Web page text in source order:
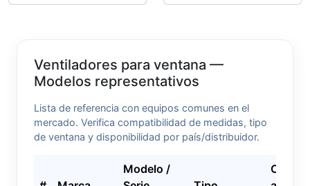
Ventiladores para ventana —
Modelos representativos
Lista de referencia con equipos comunes en el
mercado. Verifica compatibilidad de medidas, tipo
de ventana y disponibilidad por país/distribuidor.
Modelo /
CFM